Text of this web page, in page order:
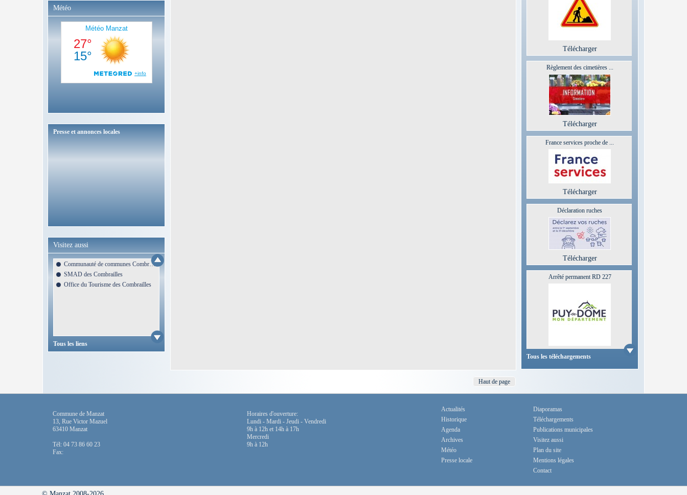
Météo
Presse et annonces locales
Visitez aussi
Communauté de communes Combrailles Sioule et Morge
SMAD des Combrailles
Office du Tourisme des Combrailles
Tous les liens
Haut de page
Télécharger
Règlement des cimetières ...
Télécharger
France services proche de ...
Télécharger
Déclaration ruches
Télécharger
Arrêté permanent RD 227
Télécharger
Tous les téléchargements
Commune de Manzat
13, Rue Victor Mazuel
63410 Manzat
Tél: 04 73 86 60 23
Fax:
Horaires d'ouverture:
Lundi - Mardi - Jeudi - Vendredi
9h à 12h et 14h à 17h
Mercredi
9h à 12h
Actualités
Historique
Agenda
Archives
Météo
Presse locale
Diaporamas
Téléchargements
Publications municipales
Visitez aussi
Plan du site
Mentions légales
Contact